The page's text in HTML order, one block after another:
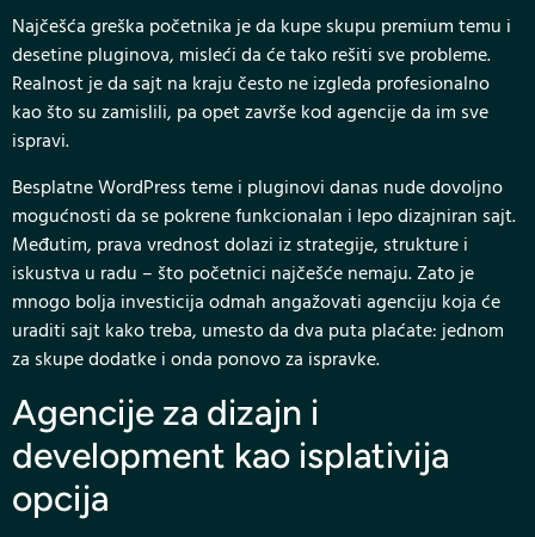
Najčešća greška početnika je da kupe skupu premium temu i
desetine pluginova, misleći da će tako rešiti sve probleme.
Realnost je da sajt na kraju često ne izgleda profesionalno
kao što su zamislili, pa opet završe kod agencije da im sve
ispravi.
Besplatne WordPress teme i pluginovi danas nude dovoljno
mogućnosti da se pokrene funkcionalan i lepo dizajniran sajt.
Međutim, prava vrednost dolazi iz strategije, strukture i
iskustva u radu – što početnici najčešće nemaju. Zato je
mnogo bolja investicija odmah angažovati agenciju koja će
uraditi sajt kako treba, umesto da dva puta plaćate: jednom
za skupe dodatke i onda ponovo za ispravke.
Agencije za dizajn i
development kao isplativija
opcija